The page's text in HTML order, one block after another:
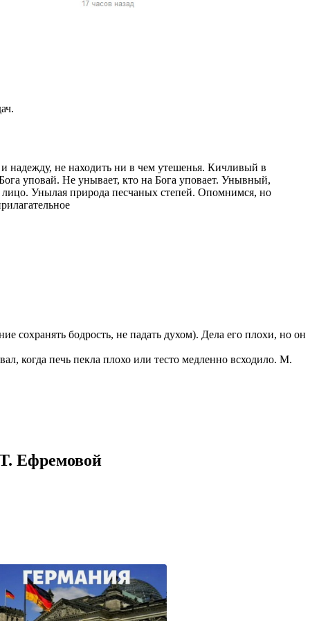
женщин и
страны),
встреча
проживание.
профиле.
в
банка,
и надежду, не находить ни в чем утешенья. Кичливый в
уповай. Не унывает, кто на Бога уповает. Унывный,
Унылая природа песчаных степей. Опомнимся, но
сохранять бодрость, не падать духом). Дела его плохи, но он
когда печь пекла плохо или тесто медленно всходило. М.
Ефремовой